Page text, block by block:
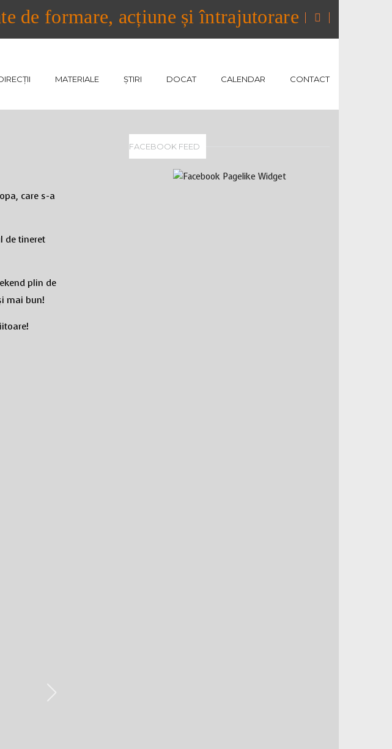
de formare, acțiune și întrajutorare
MATERIALE ȘTIRI DOCAT CALENDAR CONTACT
care s-a
de tineret
plin de
mai bun!
FACEBOOK FEED